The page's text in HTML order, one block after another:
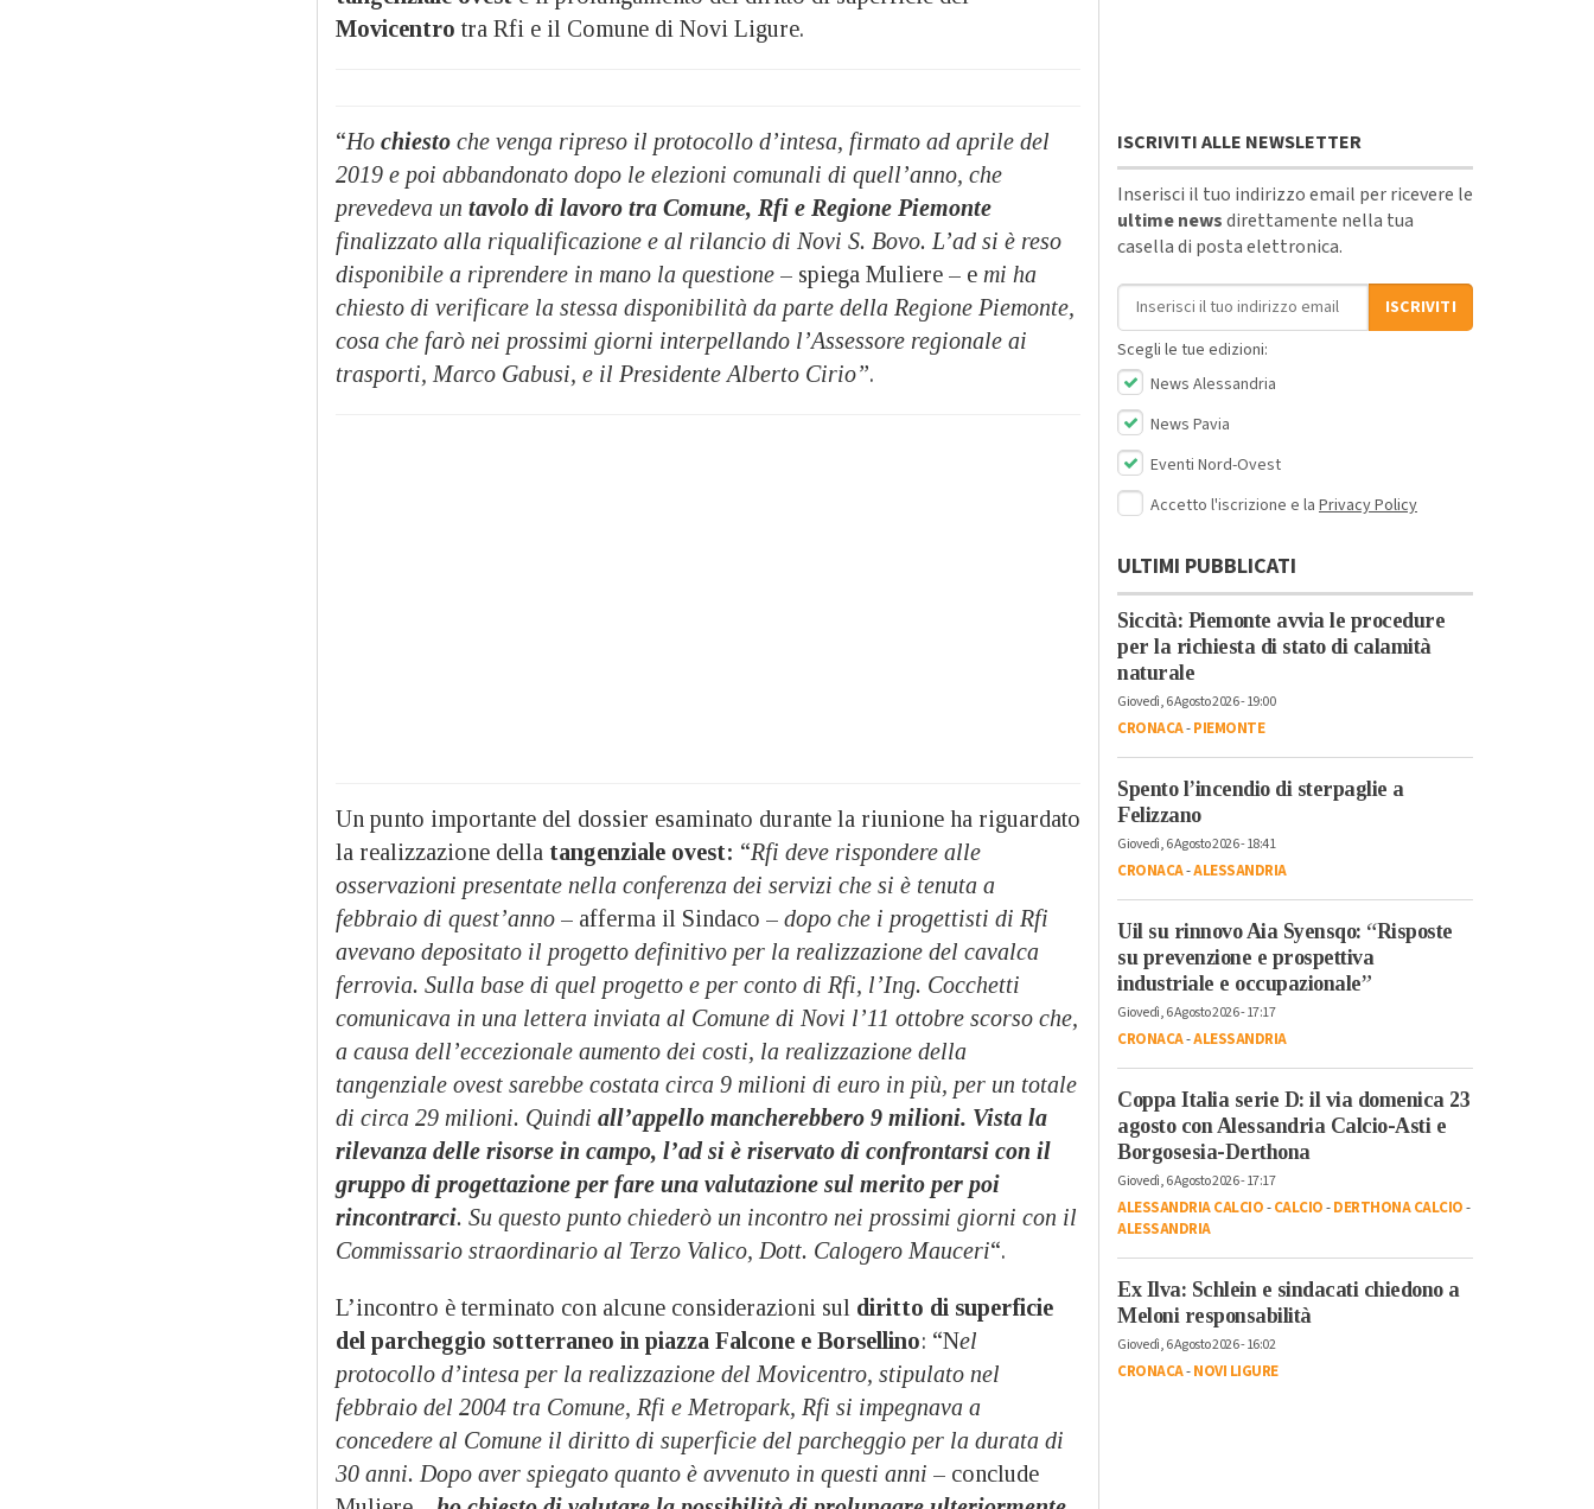
Movicentro tra Rfi e il Comune di Novi Ligure.
“Ho chiesto che venga ripreso il protocollo d’intesa, firmato ad aprile del
2019 e poi abbandonato dopo le elezioni comunali di quell’anno, che
prevedeva un tavolo di lavoro tra Comune, Rfi e Regione Piemonte
finalizzato alla riqualificazione e al rilancio di Novi S. Bovo. L’ad si è reso
disponibile a riprendere in mano la questione – spiega Muliere – e mi ha
chiesto di verificare la stessa disponibilità da parte della Regione Piemonte,
cosa che farò nei prossimi giorni interpellando l’Assessore regionale ai
trasporti, Marco Gabusi, e il Presidente Alberto Cirio”.
Un punto importante del dossier esaminato durante la riunione ha riguardato
la realizzazione della tangenziale ovest: “Rfi deve rispondere alle
osservazioni presentate nella conferenza dei servizi che si è tenuta a
febbraio di quest’anno – afferma il Sindaco – dopo che i progettisti di Rfi
avevano depositato il progetto definitivo per la realizzazione del cavalca
ferrovia. Sulla base di quel progetto e per conto di Rfi, l’Ing. Cocchetti
comunicava in una lettera inviata al Comune di Novi l’11 ottobre scorso che,
a causa dell’eccezionale aumento dei costi, la realizzazione della
tangenziale ovest sarebbe costata circa 9 milioni di euro in più, per un totale
di circa 29 milioni. Quindi all’appello mancherebbero 9 milioni. Vista la
rilevanza delle risorse in campo, l’ad si è riservato di confrontarsi con il
gruppo di progettazione per fare una valutazione sul merito per poi
rincontrarci. Su questo punto chiederò un incontro nei prossimi giorni con il
Commissario straordinario al Terzo Valico, Dott. Calogero Mauceri“.
L’incontro è terminato con alcune considerazioni sul diritto di superficie
del parcheggio sotterraneo in piazza Falcone e Borsellino: “Nel
protocollo d’intesa per la realizzazione del Movicentro, stipulato nel
febbraio del 2004 tra Comune, Rfi e Metropark, Rfi si impegnava a
concedere al Comune il diritto di superficie del parcheggio per la durata di
30 anni. Dopo aver spiegato quanto è avvenuto in questi anni – conclude
ISCRIVITI ALLE NEWSLETTER
Inserisci il tuo indirizzo email per ricevere le
ultime newsdirettamente nella tua
casella di posta elettronica.
Indirizzo email
ISCRIVITI
Scegli le tue edizioni:
News Alessandria
News Pavia
Eventi Nord-Ovest
Accetto l'iscrizione e la Privacy Policy
ULTIMI PUBBLICATI
Siccità: Piemonte avvia le procedure
per la richiesta di stato di calamità
naturale
Giovedì, 6 Agosto 2026 - 19:00
CRONACA-PIEMONTE
Spento l’incendio di sterpaglie a
Felizzano
Giovedì, 6 Agosto 2026 - 18:41
CRONACA-ALESSANDRIA
Uil su rinnovo Aia Syensqo: “Risposte
su prevenzione e prospettiva
industriale e occupazionale”
Giovedì, 6 Agosto 2026 - 17:17
CRONACA-ALESSANDRIA
Coppa Italia serie D: il via domenica 23
agosto con Alessandria Calcio-Asti e
Borgosesia-Derthona
Giovedì, 6 Agosto 2026 - 17:17
ALESSANDRIA CALCIO-CALCIO-DERTHONA CALCIO-
ALESSANDRIA
Ex Ilva: Schlein e sindacati chiedono a
Meloni responsabilità
Giovedì, 6 Agosto 2026 - 16:02
CRONACA-NOVI LIGURE